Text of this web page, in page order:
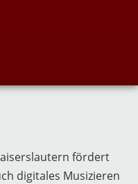
fördert
digitales Musizieren